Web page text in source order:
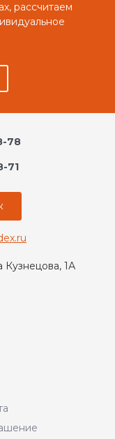
рассчитаем
78
71
Кузнецова, 1А